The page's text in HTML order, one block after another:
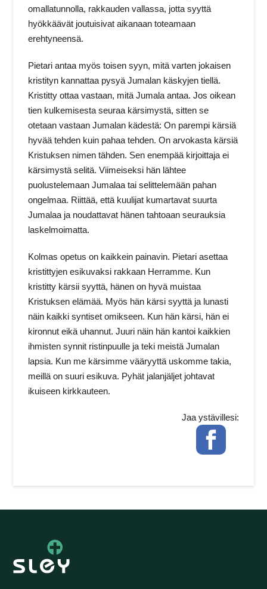
omallatunnolla, rakkauden vallassa, jotta syyttä
hyökkäävät joutuisivat aikanaan toteamaan
erehtyneensä.
Pietari antaa myös toisen syyn, mitä varten jokaisen
kristityn kannattaa pysyä Jumalan käskyjen tiellä.
Kristitty ottaa vastaan, mitä Jumala antaa. Jos oikean
tien kulkemisesta seuraa kärsimystä, sitten se
otetaan vastaan Jumalan kädestä: On parempi kärsiä
hyvää tehden kuin pahaa tehden. On arvokasta kärsiä
Kristuksen nimen tähden. Sen enempää kirjoittaja ei
kärsimystä selitä. Viimeiseksi hän lähtee
puolustelemaan Jumalaa tai selittelemään pahan
ongelmaa. Riittää, että kuulijat kumartavat suurta
Jumalaa ja noudattavat hänen tahtoaan seurauksia
laskelmoimatta.
Kolmas opetus on kaikkein painavin. Pietari asettaa
kristittyjen esikuvaksi rakkaan Herramme. Kun
kristitty kärsii syyttä, hänen on hyvä muistaa
Kristuksen elämää. Myös hän kärsi syyttä ja lunasti
näin kaikki syntiset omikseen. Kun hän kärsi, hän ei
kironnut eikä uhannut. Juuri näin hän kantoi kaikkien
ihmisten synnit ristinpuulle ja teki meistä Jumalan
lapsia. Kun me kärsimme vääryyttä uskomme takia,
meillä on suuri esikuva. Pyhät jalanjäljet johtavat
ikuiseen kirkkauteen.
Jaa ystävillesi:
Facebook